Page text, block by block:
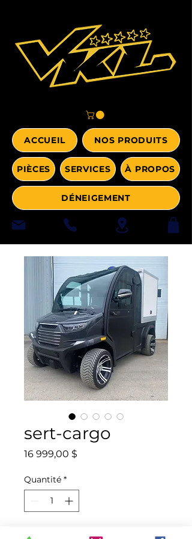
ACCUEIL NOS PRODUITS
PIÈCES SERVICES À PROPOS
DÉNEIGEMENT
sert-cargo
16 999,00 $
Quantité *